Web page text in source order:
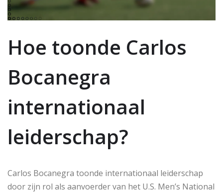
Hoe toonde Carlos
Bocanegra
internationaal
leiderschap?
Carlos Bocanegra toonde internationaal leiderschap
door zijn rol als aanvoerder van het U.S. Men’s National